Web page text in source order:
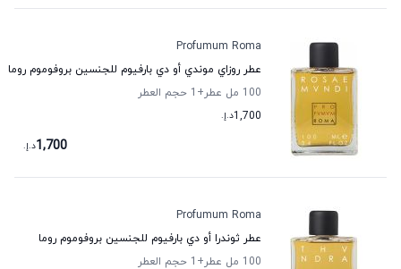
Profumum Roma
عطر روزاي موندي أو دي بارفيوم للجنسين بروفوموم روما
100 مل عطر
+1
حجم العطر
1,700د.إ.
1,700د.إ.
Profumum Roma
عطر ثوندرا أو دي بارفيوم للجنسين بروفوموم روما
100 مل عطر
+1
حجم العطر